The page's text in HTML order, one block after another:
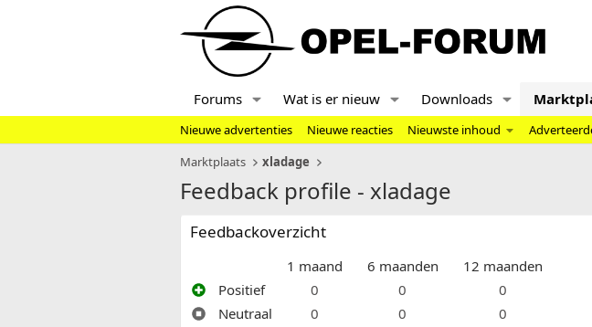
Forums Wat is er nieuw Downloads
Nieuwe advertenties Nieuwe reacties Nieuwste inhoud
Marktplaats
xladage
Feedback profile - xladage
Feedbackoverzicht
1 maand 6 maanden
12 maanden
Positief
0 0
0
Neutraal
0 0
0